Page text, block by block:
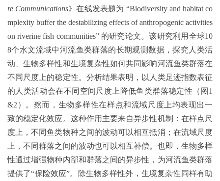
re Communications》在线发表题为 “Biodiversity and habitat co
mplexity buffer the destabilizing effects of anthropogenic activities
on riverine fish communities” 的研究论文。该研究利用全球10
8个水文流域中河流鱼类群落的长期观测数据，探究人类活
动、生物多样性和生境复杂性如何共同影响河流鱼类群落在
不同尺度上的稳定性。分析结果表明，以人类足迹指数表征
的人类活动会在不同空间尺度上降低鱼类群落稳定性（图1
&2）。然而，生物多样性在样点和流域尺度上均表现出一
致的稳定化效应。这种作用主要来自异步性机制：在样点尺
度上，不同鱼类物种之间的波动可以相互抵消；在流域尺度
上，不同群落之间的波动也可以相互补偿。也即，生物多样
性通过增强物种内部和群落之间的异步性，为河流鱼类群落
提供了“保险效应”。除生物多样性外，生境复杂性同样有助